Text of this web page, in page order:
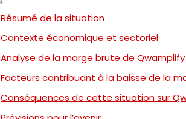
Résumé de la situation
Contexte économique et sectoriel
Analyse de la marge brute de Qwamplify
Facteurs contribuant à la baisse de la
Conséquences de cette situation sur